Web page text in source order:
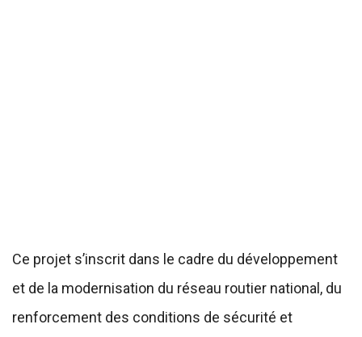
Ce projet s’inscrit dans le cadre du développement
et de la modernisation du réseau routier national, du
renforcement des conditions de sécurité et